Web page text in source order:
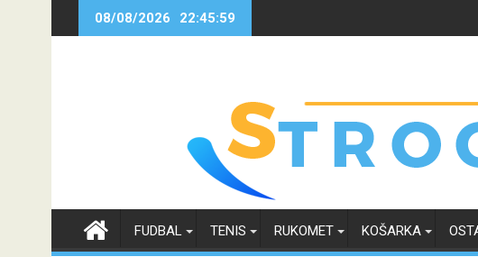
08/08/2026 22:45:59
FUDBAL TENIS RUKOMET KOŠARKA